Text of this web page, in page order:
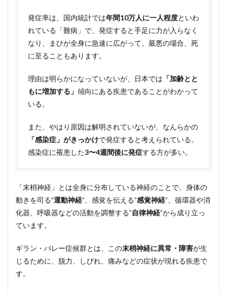
ギラ
ンバ
症候
群、
ーで
集団
発生
4
ギ
レー症
候群
（GBS）
はうつ
染す
る）の
か？
ランバ
レー症
（GBS）
症状
発症率は、国内統計では年間10万人に一人程度といわ
れている「難病」で、発症すると手足に力が入らなく
なり、まひが全身に急速に広がって、最悪の場合、死
に至ることもあります。
理由は明らかになっていないが、日本では 「加齢とと
もに増加する」 傾向にある疾患であることがわかって
いる。
また、やはり原因は解明されていないが、なんらかの
「感染症」がきっかけで発症すると考えられている。
感染症に罹患した3〜4週間後に発症する方が多い。
「末梢神経」とは全身に分布している神経のことで、身体の
動きを司る”運動神経”、感覚を伝える”感覚神経”、循環器や消
化器、呼吸器などの活動を調整する”自律神経”から成り立っ
ています。
ギラン・バレー症候群とは、この末梢神経に異常・障害が生
じるために、脱力、しびれ、痛みなどの症状が現れる疾患で
す。